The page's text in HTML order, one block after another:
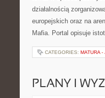
działalnością
europejskich oraz na
Mafia. Portal opisuje
CATEGORIES: MATURA
PLANY I